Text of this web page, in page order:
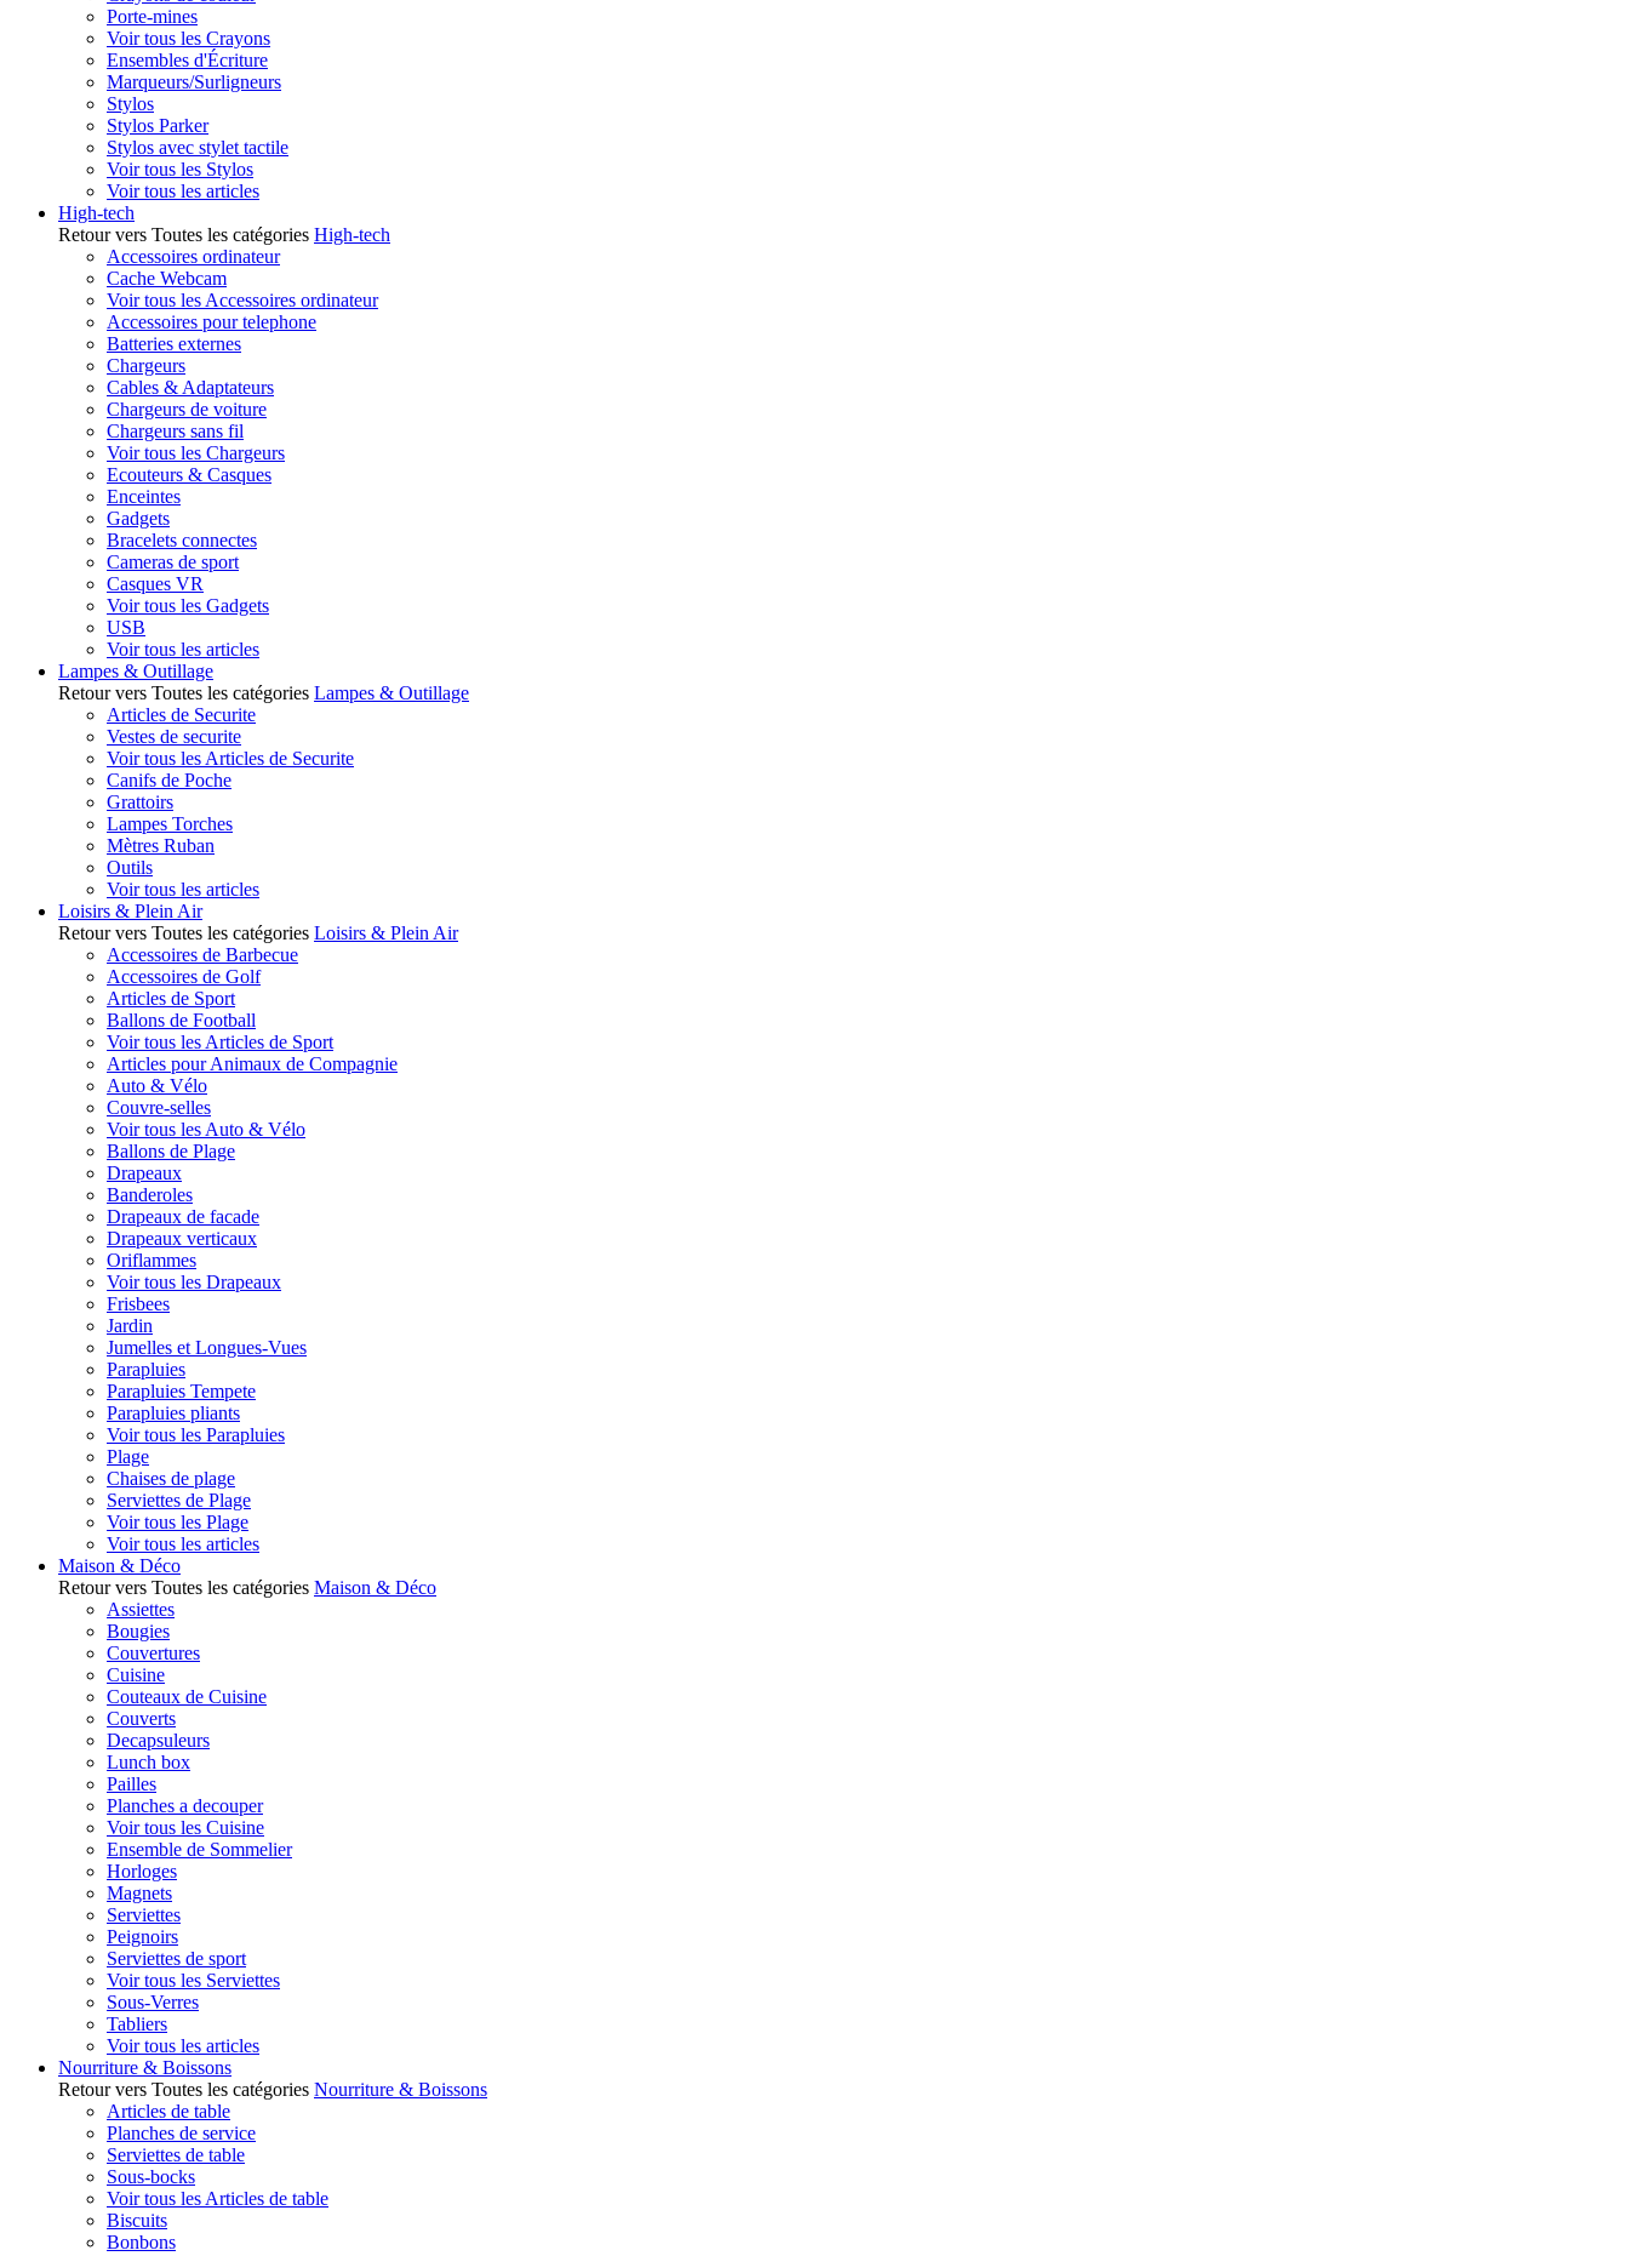
Porte-mines
Voir tous les Crayons
Ensembles d'Écriture
Marqueurs/Surligneurs
Stylos
Stylos Parker
Stylos avec stylet tactile
Voir tous les Stylos
Voir tous les articles
High-tech
Retour vers Toutes les catégories High-tech
Accessoires ordinateur
Cache Webcam
Voir tous les Accessoires ordinateur
Accessoires pour telephone
Batteries externes
Chargeurs
Cables & Adaptateurs
Chargeurs de voiture
Chargeurs sans fil
Voir tous les Chargeurs
Ecouteurs & Casques
Enceintes
Gadgets
Bracelets connectes
Cameras de sport
Casques VR
Voir tous les Gadgets
USB
Voir tous les articles
Lampes & Outillage
Retour vers Toutes les catégories Lampes & Outillage
Articles de Securite
Vestes de securite
Voir tous les Articles de Securite
Canifs de Poche
Grattoirs
Lampes Torches
Mètres Ruban
Outils
Voir tous les articles
Loisirs & Plein Air
Retour vers Toutes les catégories Loisirs & Plein Air
Accessoires de Barbecue
Accessoires de Golf
Articles de Sport
Ballons de Football
Voir tous les Articles de Sport
Articles pour Animaux de Compagnie
Auto & Vélo
Couvre-selles
Voir tous les Auto & Vélo
Ballons de Plage
Drapeaux
Banderoles
Drapeaux de facade
Drapeaux verticaux
Oriflammes
Voir tous les Drapeaux
Frisbees
Jardin
Jumelles et Longues-Vues
Parapluies
Parapluies Tempete
Parapluies pliants
Voir tous les Parapluies
Plage
Chaises de plage
Serviettes de Plage
Voir tous les Plage
Voir tous les articles
Maison & Déco
Retour vers Toutes les catégories Maison & Déco
Assiettes
Bougies
Couvertures
Cuisine
Couteaux de Cuisine
Couverts
Decapsuleurs
Lunch box
Pailles
Planches a decouper
Voir tous les Cuisine
Ensemble de Sommelier
Horloges
Magnets
Serviettes
Peignoirs
Serviettes de sport
Voir tous les Serviettes
Sous-Verres
Tabliers
Voir tous les articles
Nourriture & Boissons
Retour vers Toutes les catégories Nourriture & Boissons
Articles de table
Planches de service
Serviettes de table
Sous-bocks
Voir tous les Articles de table
Biscuits
Bonbons